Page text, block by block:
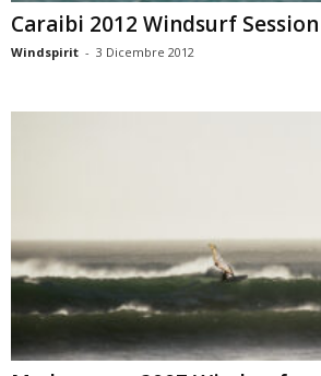
Caraibi 2012 Windsurf Session
Windspirit - 3 Dicembre 2012